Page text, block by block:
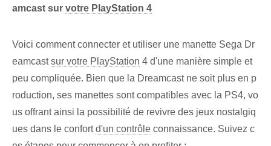
amcast sur votre PlayStation 4
Voici comment connecter et utiliser une manette Sega Dr
eamcastsur votre PlayStation 4 d'une manière simple et
peu compliquée. Bien que la Dreamcast ne soit plus en p
roduction, ses manettes sont compatibles avec la PS4, vo
us offrant ainsi la possibilité de revivre des jeux nostalgiq
ues dans le confortd'un contrôle connaissance. Suivez c